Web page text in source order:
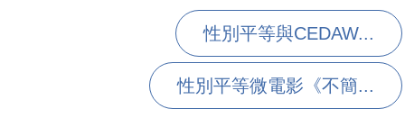
性別平等與CEDAW...
性別平等微電影《不簡...